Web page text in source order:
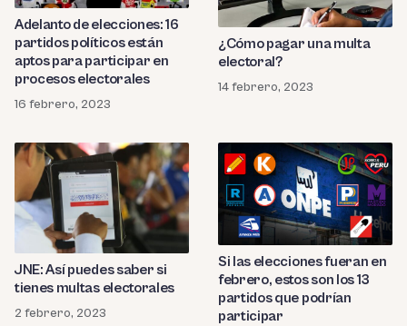
Adelanto de elecciones: 16
partidos políticos están
aptos para participar en
procesos electorales
16 febrero, 2023
¿Cómo pagar una multa
electoral?
14 febrero, 2023
JNE: Así puedes saber si
tienes multas electorales
2 febrero, 2023
Si las elecciones fueran en
febrero, estos son los 13
partidos que podrían
participar